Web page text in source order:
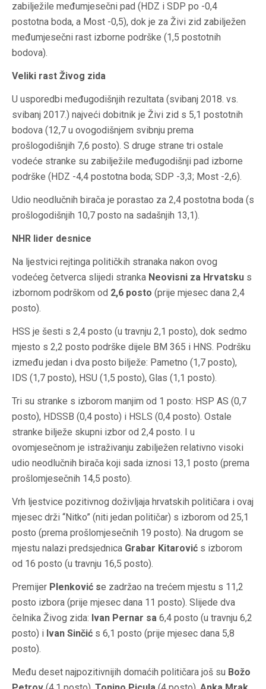
zabilježile međumjesečni pad (HDZ i SDP po -0,4
postotna boda, a Most -0,5), dok je za Živi zid zabilježen
međumjesečni rast izborne podrške (1,5 postotnih
bodova).
Veliki rast Živog zida
U usporedbi međugodišnjih rezultata (svibanj 2018. vs.
svibanj 2017.) najveći dobitnik je Živi zid s 5,1 postotnih
bodova (12,7 u ovogodišnjem svibnju prema
prošlogodišnjih 7,6 posto). S druge strane tri ostale
vodeće stranke su zabilježile međugodišnji pad izborne
podrške (HDZ -4,4 postotna boda; SDP -3,3; Most -2,6).
Udio neodlučnih birača je porastao za 2,4 postotna boda (s
prošlogodišnjih 10,7 posto na sadašnjih 13,1).
NHR lider desnice
Na ljestvici rejtinga političkih stranaka nakon ovog
vodećeg četverca slijedi stranka Neovisni za Hrvatsku s
izbornom podrškom od 2,6 posto (prije mjesec dana 2,4
posto).
HSS je šesti s 2,4 posto (u travnju 2,1 posto), dok sedmo
mjesto s 2,2 posto podrške dijele BM 365 i HNS. Podršku
između jedan i dva posto bilježe: Pametno (1,7 posto),
IDS (1,7 posto), HSU (1,5 posto), Glas (1,1 posto).
Tri su stranke s izborom manjim od 1 posto: HSP AS (0,7
posto), HDSSB (0,4 posto) i HSLS (0,4 posto). Ostale
stranke bilježe skupni izbor od 2,4 posto. I u
ovomjesečnom je istraživanju zabilježen relativno visoki
udio neodlučnih birača koji sada iznosi 13,1 posto (prema
prošlomjesečnih 14,5 posto).
Vrh ljestvice pozitivnog doživljaja hrvatskih političara i ovaj
mjesec drži “Nitko” (niti jedan političar) s izborom od 25,1
posto (prema prošlomjesečnih 19 posto). Na drugom se
mjestu nalazi predsjednica Grabar Kitarović s izborom
od 16 posto (u travnju 16,5 posto).
Premijer Plenković se zadržao na trećem mjestu s 11,2
posto izbora (prije mjesec dana 11 posto). Slijede dva
čelnika Živog zida: Ivan Pernar sa 6,4 posto (u travnju 6,2
posto) i Ivan Sinčić s 6,1 posto (prije mjesec dana 5,8
posto).
Među deset najpozitivnijih domaćih političara još su Božo